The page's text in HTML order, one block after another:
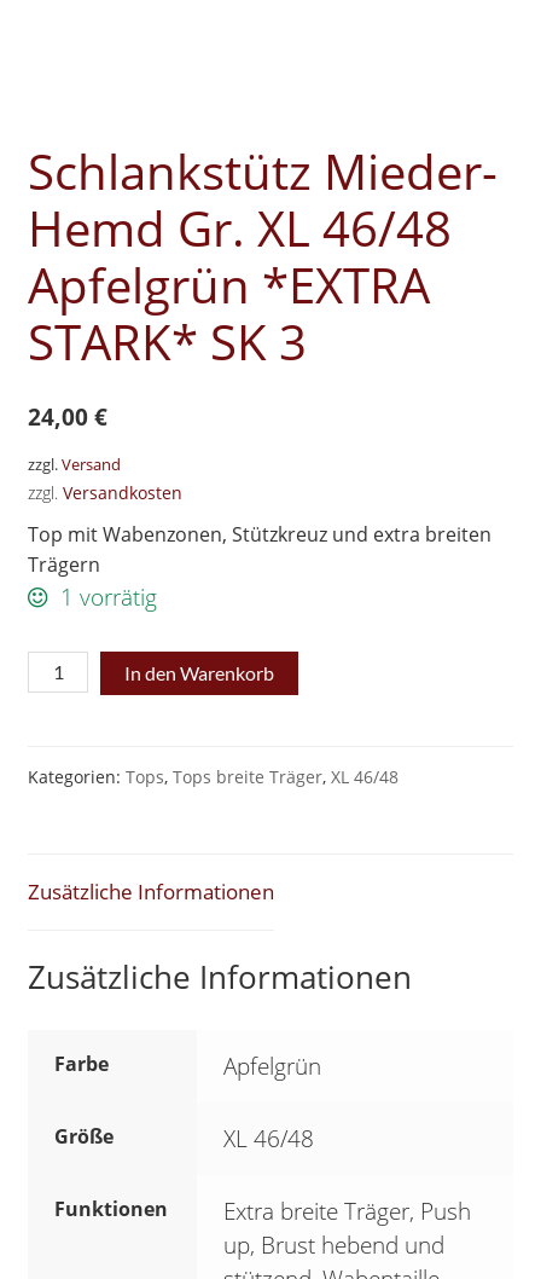
Schlankstütz Mieder-
Hemd Gr. XL 46/48
Apfelgrün *EXTRA
STARK* SK 3
24,00€
zzgl.Versand
zzgl. Versandkosten
Top mit Wabenzonen, Stützkreuz und extra breiten
Trägern
1 vorrätig
Schlankstütz
Mieder-
Gr.
Apfelgrün
SK
Menge
In den Warenkorb
Kategorien: Tops, Tops breite Träger, XL 46/48
Zusätzliche Informationen
Zusätzliche Informationen
Farbe Apfelgrün
Größe XL 46/48
Funktionen
Extra breite Träger, Push
up, Brust hebend und